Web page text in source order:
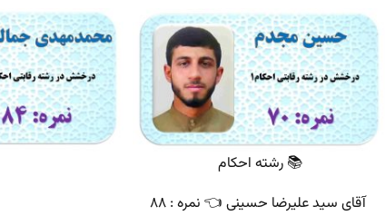
📚 رشته احکام
آقای سید علیرضا حسینی 👈 نمره : ۸۸